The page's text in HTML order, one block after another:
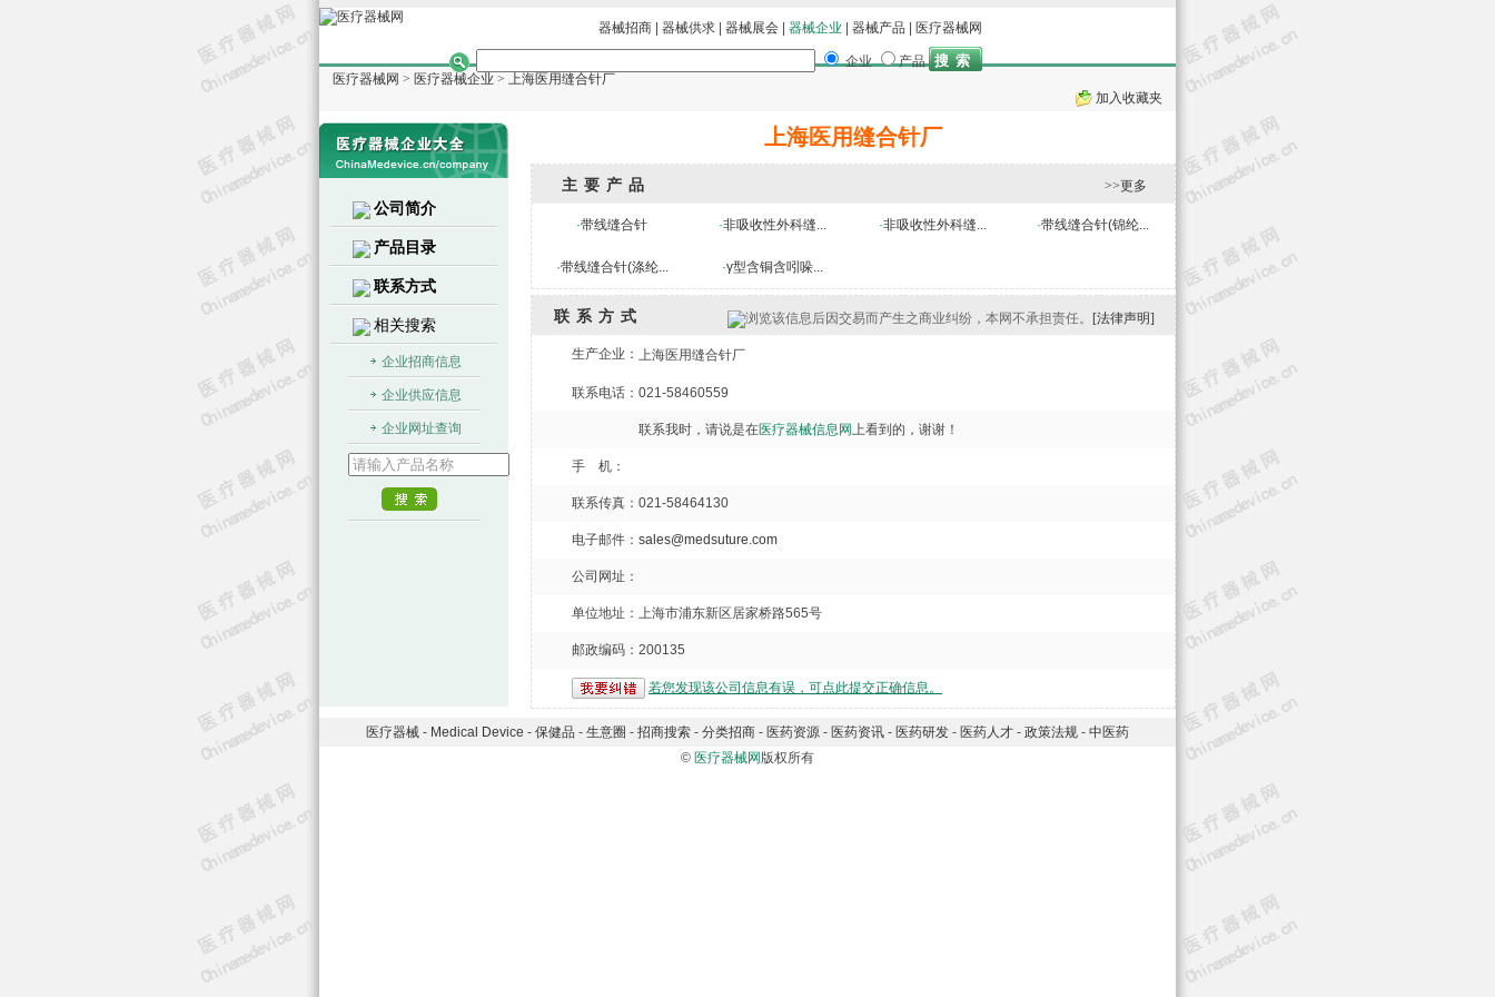
器械招商 器械供求 器械展会 器械企业 器械产品 医疗器械网
企业
产品
医疗器械网 > 医疗器械企业 > 上海医用缝合针厂
加入收藏夹
公司简介
产品目录
联系方式
相关搜索
企业招商信息
企业供应信息
企业网址查询
上海医用缝合针厂
主要产品 >>更多
·带线缝合针 ·非吸收性外科缝... ·非吸收性外科缝... ·带线缝合针(锦纶...
·带线缝合针(涤纶... ·γ型含铜含吲哚...
联系方式 浏览该信息后因交易而产生之商业纠纷，本网不承担责任。 [法律声明]
生产企业： 上海医用缝合针厂
联系电话：021-58460559
联系我时，请说是在医疗器械信息网上看到的，谢谢！
手 机：
联系传真：021-58464130
电子邮件： sales@medsuture.com
公司网址：
单位地址：上海市浦东新区居家桥路565号
邮政编码：200135
若您发现该公司信息有误，可点此提交正确信息。
医疗器械 - Medical Device - 保健品 - 生意圈 - 招商搜索 - 分类招商 - 医药资源 - 医药资讯 - 医药研发 - 医药人才 - 政策法规 - 中医药
© 医疗器械网 版权所有